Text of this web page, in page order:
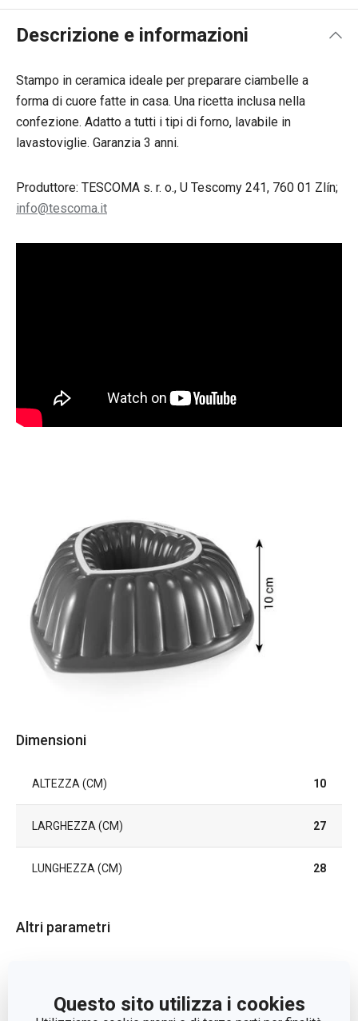
Questo sito utilizza i cookies
Descrizione e informazioni
Stampo in ceramica ideale per preparare ciambelle a
forma di cuore fatte in casa. Una ricetta inclusa nella
confezione. Adatto a tutti i tipi di forno, lavabile in
lavastoviglie. Garanzia 3 anni.
Produttore: TESCOMA s. r. o., U Tescomy 241, 760 01 Zlín;
info@tescoma.it
Dimensioni
ALTEZZA (CM) 10
LARGHEZZA (CM) 27
LUNGHEZZA (CM) 28
Altri parametri
CATEGORIA teglie da forno